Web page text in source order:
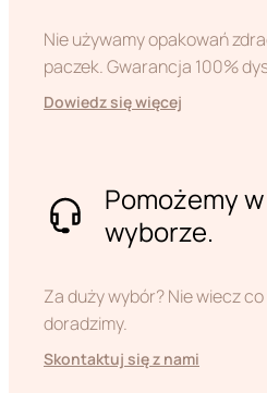
Nie używamy opakowań
paczek. Gwarancja 100%
Dowiedz się więcej
Pomożemy w
wyborze.
Za duży wybór? Nie wiecz
doradzimy.
Skontaktuj się z nami